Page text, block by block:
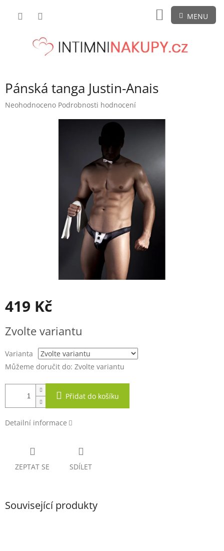
NÁKUPNÍ
KOŠÍK
Pánská tanga Justin-Anais
Průměrné
Neohodnoceno Podrobnosti hodnocení
419 Kč
cena:
Zvolte variantu
Varianta
Můžeme doručit do: Zvolte variantu
Přidat do košíku
Detailní informace
ZEPTAT SE SDÍLET
Související produkty